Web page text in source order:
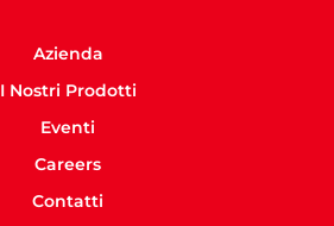
Azienda
I Nostri Prodotti
Eventi
Careers
Contatti